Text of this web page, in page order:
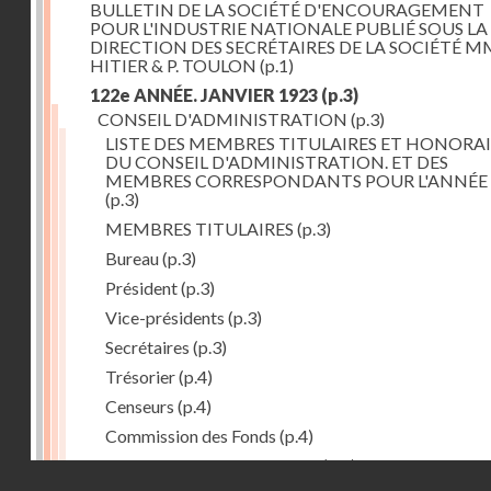
BULLETIN DE LA SOCIÉTÉ D'ENCOURAGEMENT
POUR L'INDUSTRIE NATIONALE PUBLIÉ SOUS LA
DIRECTION DES SECRÉTAIRES DE LA SOCIÉTÉ
HITIER & P. TOULON (p.1)
122e ANNÉE. JANVIER 1923 (p.3)
CONSEIL D'ADMINISTRATION (p.3)
LISTE DES MEMBRES TITULAIRES ET
DU CONSEIL D'ADMINISTRATION. ET DES
MEMBRES CORRESPONDANTS POUR
(p.3)
MEMBRES TITULAIRES (p.3)
Bureau(p.3)
Président(p.3)
Vice-présidents (p.3)
Secrétaires (p.3)
Trésorier(p.4)
Censeurs (p.4)
Commission des Fonds (p.4)
Comité des Arts mécaniques(p.4)